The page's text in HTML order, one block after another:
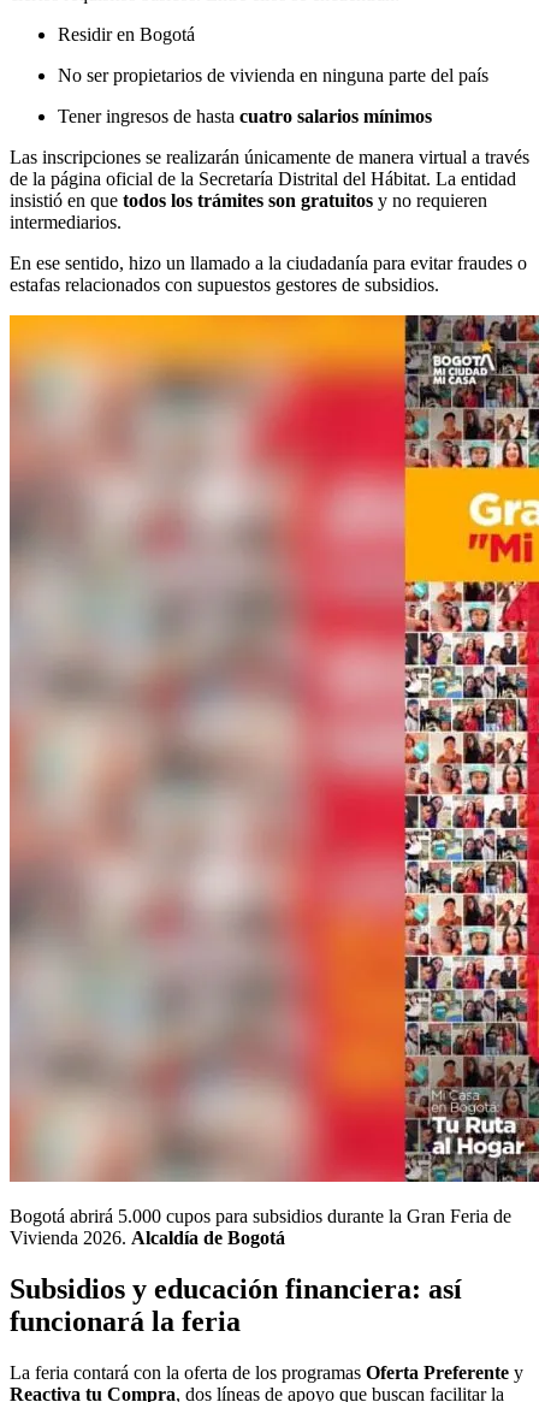
Residir en Bogotá
No ser propietarios de vivienda en ninguna parte del país
Tener ingresos de hasta cuatro salarios mínimos
Las inscripciones se realizarán únicamente de manera virtual a través
de la página oficial de la Secretaría Distrital del Hábitat. La entidad
insistió en que todos los trámites son gratuitos y no requieren
intermediarios.
En ese sentido, hizo un llamado a la ciudadanía para evitar fraudes o
estafas relacionados con supuestos gestores de subsidios.
Bogotá abrirá 5.000 cupos para subsidios durante la Gran Feria de
Vivienda 2026. Alcaldía de Bogotá
Subsidios y educación financiera: así
funcionará la feria
La feria contará con la oferta de los programas Oferta Preferente y
Reactiva tu Compra, dos líneas de apoyo que buscan facilitar la